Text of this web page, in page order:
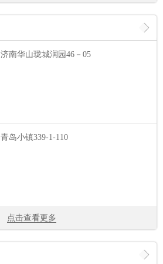
济南华山珑城润园46－05
青岛小镇339-1-110
点击查看更多